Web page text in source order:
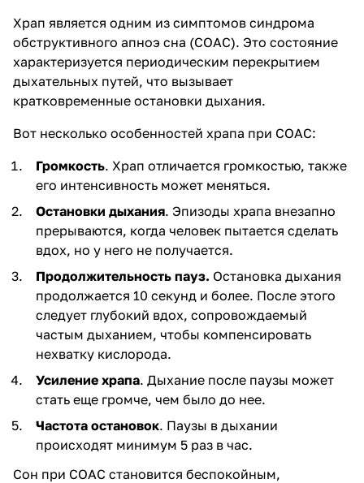
Храп является одним из симптомов синдрома
обструктивного апноэ сна (СОАС). Это состояние
характеризуется периодическим перекрытием
дыхательных путей, что вызывает
кратковременные остановки дыхания.
Вот несколько особенностей храпа при СОАС:
Громкость. Храп отличается громкостью, также
его интенсивность может меняться.
Остановки дыхания. Эпизоды храпа внезапно
прерываются, когда человек пытается сделать
вдох, но у него не получается.
Продолжительность пауз. Остановка дыхания
продолжается 10 секунд и более. После этого
следует глубокий вдох, сопровождаемый
частым дыханием, чтобы компенсировать
нехватку кислорода.
Усиление храпа. Дыхание после паузы может
стать еще громче, чем было до нее.
Частота остановок. Паузы в дыхании
происходят минимум 5 раз в час.
Сон при СОАС становится беспокойным,